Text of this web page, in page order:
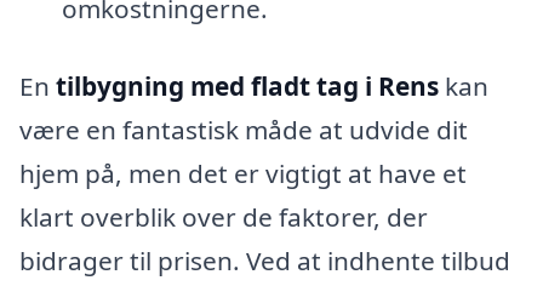
omkostningerne.
En tilbygning med fladt tag i Rens kan
være en fantastisk måde at udvide dit
hjem på, men det er vigtigt at have et
klart overblik over de faktorer, der
bidrager til prisen. Ved at indhente tilbud